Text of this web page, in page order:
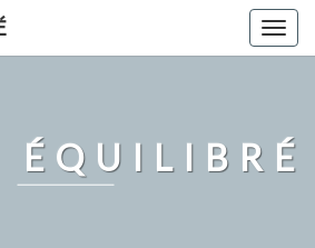
ÉQUILIBRÉ